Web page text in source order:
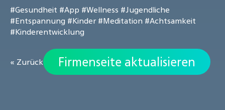
#Gesundheit #App #Wellness #Jugendliche
#Entspannung #Kinder #Meditation #Achtsamkeit
#Kinderentwicklung
« Zurück Firmenseite aktualisieren